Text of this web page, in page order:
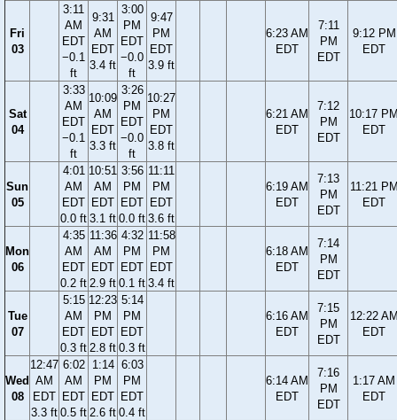
Fri
03
3:11
AM
EDT
−0.1
ft
9:31
AM
EDT
3.4 ft
3:00
PM
EDT
−0.0
ft
9:47
PM
EDT
3.9 ft
6:23 AM
EDT
7:11
PM
EDT
9:12 PM
EDT
Sat
04
3:33
AM
EDT
−0.1
ft
10:09
AM
EDT
3.3 ft
3:26
PM
EDT
−0.0
ft
10:27
PM
EDT
3.8 ft
6:21 AM
EDT
7:12
PM
EDT
10:17
EDT
Sun
05
4:01
AM
EDT
0.0 ft
10:51
AM
EDT
3.1 ft
3:56
PM
EDT
0.0 ft
11:11
PM
EDT
3.6 ft
6:19 AM
EDT
7:13
PM
EDT
11:21
EDT
Mon
06
4:35
AM
EDT
0.2 ft
11:36
AM
EDT
2.9 ft
4:32
PM
EDT
0.1 ft
11:58
PM
EDT
3.4 ft
6:18 AM
EDT
7:14
PM
EDT
Tue
07
5:15
AM
EDT
0.3 ft
12:23
PM
EDT
2.8 ft
5:14
PM
EDT
0.3 ft
6:16 AM
EDT
7:15
PM
EDT
12:22
EDT
Wed
08
12:47
AM
EDT
3.3 ft
6:02
AM
EDT
0.5 ft
1:14
PM
EDT
2.6 ft
6:03
PM
EDT
0.4 ft
6:14 AM
EDT
7:16
PM
EDT
1:17 AM
EDT